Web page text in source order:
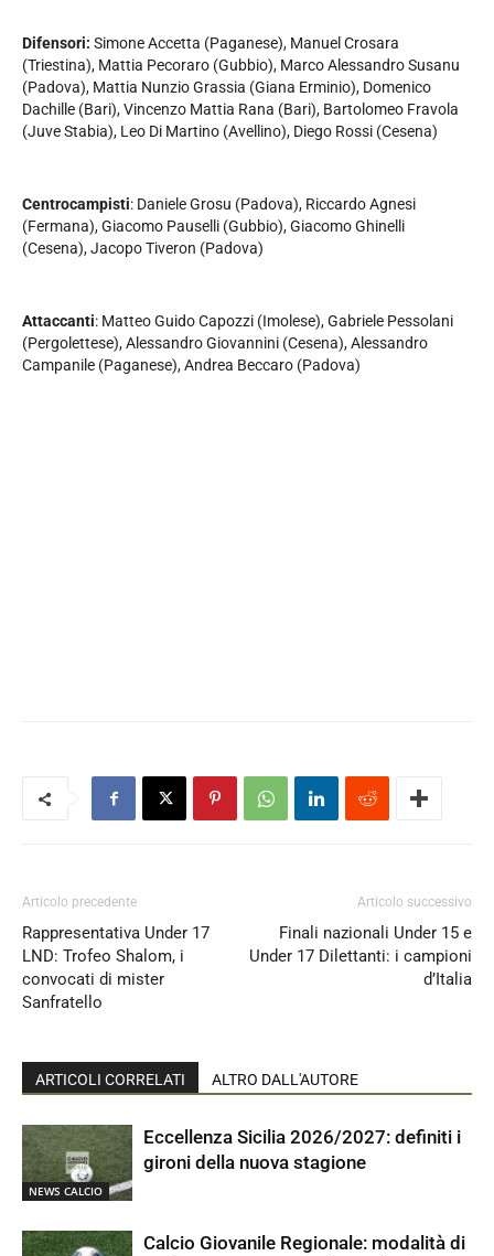
Difensori: Simone Accetta (Paganese), Manuel Crosara
(Triestina), Mattia Pecoraro (Gubbio), Marco Alessandro Susanu
(Padova), Mattia Nunzio Grassia (Giana Erminio), Domenico
Dachille (Bari), Vincenzo Mattia Rana (Bari), Bartolomeo Fravola
(Juve Stabia), Leo Di Martino (Avellino), Diego Rossi (Cesena)
Centrocampisti: Daniele Grosu (Padova), Riccardo Agnesi
(Fermana), Giacomo Pauselli (Gubbio), Giacomo Ghinelli
(Cesena), Jacopo Tiveron (Padova)
Attaccanti: Matteo Guido Capozzi (Imolese), Gabriele Pessolani
(Pergolettese), Alessandro Giovannini (Cesena), Alessandro
Campanile (Paganese), Andrea Beccaro (Padova)
Articolo precedente
Rappresentativa Under 17
LND: Trofeo Shalom, i
convocati di mister
Sanfratello
Articolo successivo
Finali nazionali Under 15 e
Under 17 Dilettanti: i campioni
d’Italia
ARTICOLI CORRELATI ALTRO DALL'AUTORE
NEWS CALCIO
Eccellenza Sicilia 2026/2027: definiti i
gironi della nuova stagione
Calcio Giovanile Regionale: modalità di